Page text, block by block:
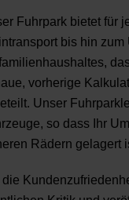
Fuhrpark bietet für
bis hin
vorherige
Unser
so dass Ihr
Rädern gelagert
die